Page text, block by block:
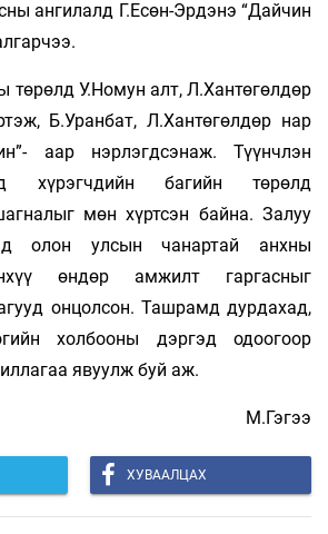
ангилалд Г.Есөн-Эрдэнэ “Дайчин
төрөлд У.Номун алт, Л.Хантөгөлдөр
Б.Уранбат, Л.Хантөгөлдөр нар
аар нэрлэгдсэнаж. Түүнчлэн
хүрэгчдийн багийн төрөлд
мөн хүртсэн байна. Залуу
олон улсын чанартай анхны
өндөр амжилт гаргасныг
онцолсон. Ташрамд дурдахад,
холбооны дэргэд одоогоор
явуулж буй аж.
М.Гэгээ
ХУВААЛЦАХ